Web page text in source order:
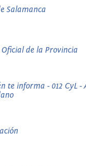
Salamanca
de la Provincia
te informa - 012 CyL -